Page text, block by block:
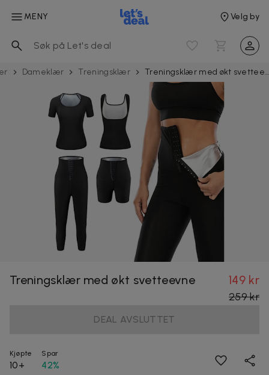
MENY Velg by
Dameklær Treningsklær Treningsklær med økt svetteevne
Treningsklær med økt svetteevne 149 kr
259 kr
DEAL AVSLUTTET
Kjøpte
10+
Spar
42%